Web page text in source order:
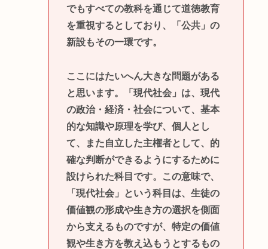
でもすべての教科を通じて道徳教育
を重視するとしており、「公共」の
新設もその一環です。
ここにはたいへん大きな問題がある
と思います。「現代社会」は、現代
の政治・経済・社会について、基本
的な知識や原理を学び、個人とし
て、また自立した主権者として、的
確な判断ができるようにするために
設けられた科目です。この意味で、
「現代社会」という科目は、生徒の
価値観の形成や生き方の選択を側面
から支えるものですが、特定の価値
観や生き方を教え込もうとするもの